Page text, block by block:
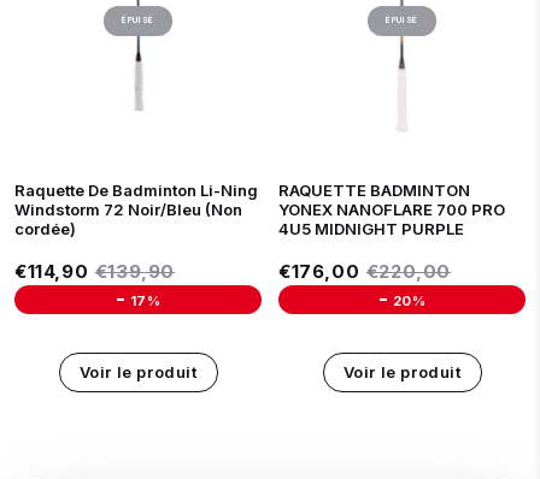
ÉPUISÉ
Raquette De Badminton Li-Ning
Windstorm 72 Noir/Bleu (Non
cordée)
Prix réduit
€114,90 €114,90
Prix régulier
€139,90€139,90
- 17%
Voir le produit
ÉPUISÉ
RAQUETTE BADMINTON
YONEX NANOFLARE 700 PRO
4U5 MIDNIGHT PURPLE
Prix réduit
€176,00 €176,00
Prix régulier
€220,00€220,00
- 20%
Voir le produit